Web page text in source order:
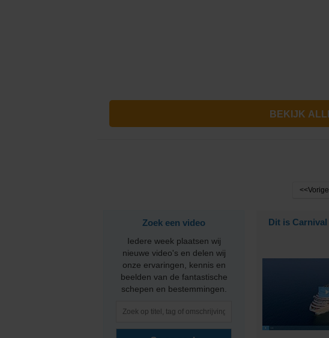
SeaDream Yacht Club
Silversea Cruises
Star Clippers
<<Vorige
Zoek een video
Iedere week plaatsen wij
nieuwe video's en delen wij
onze ervaringen, kennis en
beelden van de fantastische
schepen en bestemmingen.
Dit is